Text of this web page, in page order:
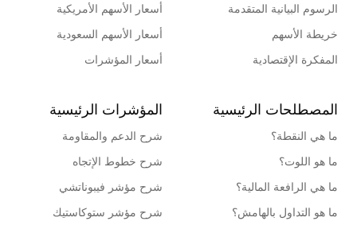
الرسوم البيانية المتقدمة
خريطة الأسهم
المفكرة الإقتصادية
أسعار الأسهم الأمريكية
أسعار الأسهم السعودية
أسعار المؤشرات
المصطلحات الرئيسية
ما هي النقطة؟
ما هو اللوت؟
ما هي الرافعة المالية؟
ما هو التداول بالهامش؟
المؤشرات الرئيسية
شرح الدعم والمقاومة
شرح خطوط الإتجاه
شرح مؤشر فيبوناتشي
شرح مؤشر ستوكاستيك